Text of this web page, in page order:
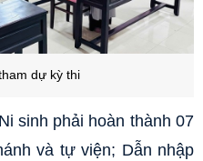
dự kỳ thi
sinh phải hoàn thành 07
và tự viện; Dẫn nhập